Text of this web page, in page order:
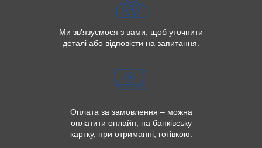
Ми зв'язуємося з вами, щоб уточнити
деталі або відповісти на запитання.
Оплата за замовлення – можна
оплатити онлайн, на банківську
картку, при отриманні, готівкою.